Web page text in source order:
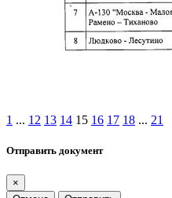
1 ... 12 13 14 15 16 17 18 ... 21
Отправить документ
×